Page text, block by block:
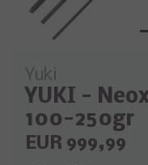
Yuki
YUKI -
100-250gr
EUR 999,99